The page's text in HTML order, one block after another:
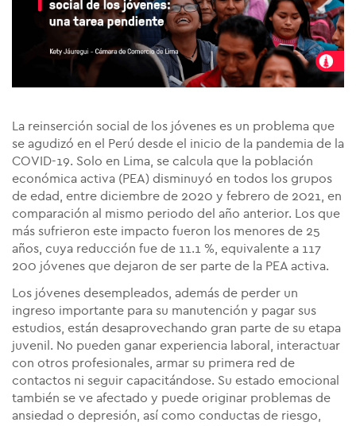
La reinserción social de los jóvenes es un problema que
se agudizó en el Perú desde el inicio de la pandemia de la
COVID-19. Solo en Lima, se calcula que la población
económica activa (PEA) disminuyó en todos los grupos
de edad, entre diciembre de 2020 y febrero de 2021, en
comparación al mismo periodo del año anterior. Los que
más sufrieron este impacto fueron los menores de 25
años, cuya reducción fue de 11.1 %, equivalente a 117
200 jóvenes que dejaron de ser parte de la PEA activa.
Los jóvenes desempleados, además de perder un
ingreso importante para su manutención y pagar sus
estudios, están desaprovechando gran parte de su etapa
juvenil. No pueden ganar experiencia laboral, interactuar
con otros profesionales, armar su primera red de
contactos ni seguir capacitándose. Su estado emocional
también se ve afectado y puede originar problemas de
ansiedad o depresión, así como conductas de riesgo,